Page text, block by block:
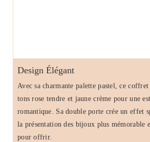
Design Élégant
Avec sa charmante palette pastel, ce
tons rose tendre et jaune crème pour une
romantique. Sa double porte crée un effet
la présentation des bijoux plus mémorable
pour offrir.